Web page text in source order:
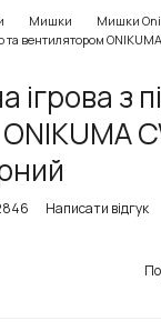
Мишки
Мишки
та вентилятором
з
Написати відгук